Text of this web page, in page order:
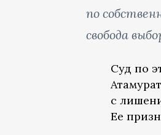
по
свобода
Суд по
с
Ее